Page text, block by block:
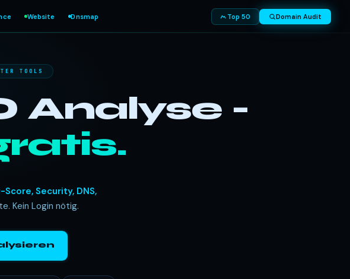
Website Dnsmap Top 50 Domain Audit
TOOLS
Analyse -
Score, Security, DNS,
Kein Login nötig.